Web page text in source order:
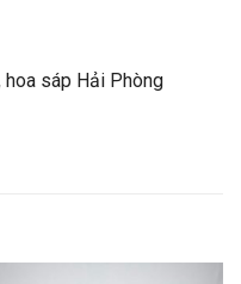
hoa sáp Hải Phòng